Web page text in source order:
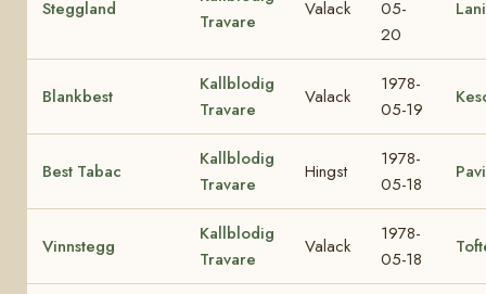
Steggland
Travare
Valack
05-
20
Blankbest
Kallblodig
Travare
Valack
1978-
05-19
Best Tabac
Kallblodig
Travare
Hingst
1978-
05-18
Vinnstegg
Kallblodig
Travare
Valack
1978-
05-18